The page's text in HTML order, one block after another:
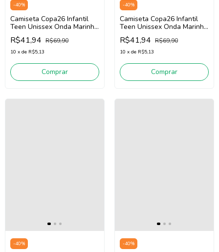
-40%
Camiseta Copa26 Infantil
Teen Unissex Onda Marinha
8099026 (Azul)
R$41,94 R$69,90
10 x de R$5,13
Comprar
-40%
Camiseta Copa26 Infantil
Teen Unissex Onda Marinha
8099026 (Verde)
R$41,94 R$69,90
10 x de R$5,13
Comprar
-40% -40%